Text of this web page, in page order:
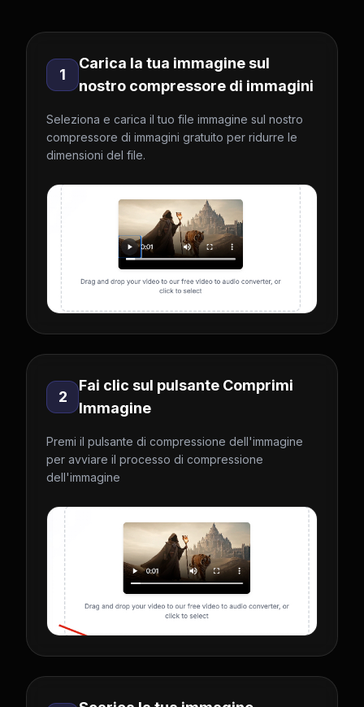
1
Carica la tua immagine sul
nostro compressore di immagini
Seleziona e carica il tuo file immagine sul nostro
compressore di immagini gratuito per ridurre le
dimensioni del file.
2
Fai clic sul pulsante Comprimi
Immagine
Premi il pulsante di compressione dell'immagine
per avviare il processo di compressione
dell'immagine